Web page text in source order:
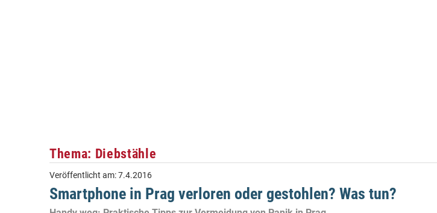
Thema: Diebstähle
Veröffentlicht am:7.4.2016
Smartphone in Prag verloren oder gestohlen? Was tun?